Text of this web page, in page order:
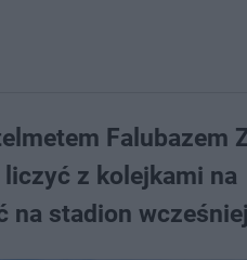
Falubazem
liczyć z kolejkami na
na stadion